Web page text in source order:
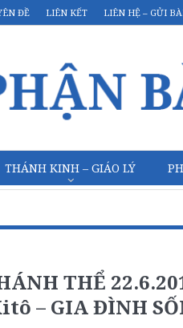
ĐỀ LIÊN KẾT LIÊN HỆ – GỬI
THÁNH KINH – GIÁO LÝ
THỂ
– GIA ĐÌNH